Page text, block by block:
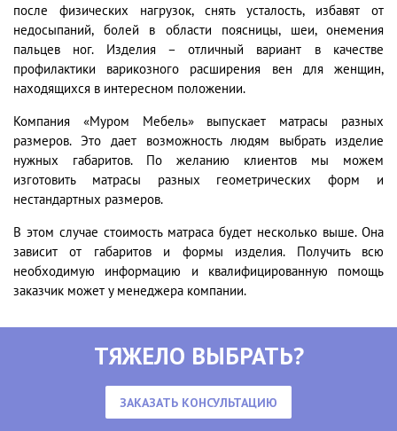
после физических нагрузок, снять усталость, избавят от
недосыпаний, болей в области поясницы, шеи, онемения
пальцев ног. Изделия – отличный вариант в качестве
профилактики варикозного расширения вен для женщин,
находящихся в интересном положении.
Компания «Муром Мебель» выпускает матрасы разных
размеров. Это дает возможность людям выбрать изделие
нужных габаритов. По желанию клиентов мы можем
изготовить матрасы разных геометрических форм и
нестандартных размеров.
В этом случае стоимость матраса будет несколько выше. Она
зависит от габаритов и формы изделия. Получить всю
необходимую информацию и квалифицированную помощь
заказчик может у менеджера компании.
ТЯЖЕЛО ВЫБРАТЬ?
ЗАКАЗАТЬ КОНСУЛЬТАЦИЮ